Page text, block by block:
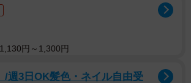
円～1,300円
週3日OK髪色・ネイル自由受